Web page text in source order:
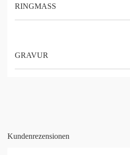
RINGMASS
GRAVUR
Kundenrezensionen